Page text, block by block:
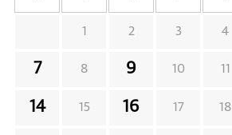
1 2 3 4
7 8 9 10 11
14 15 16 17 18